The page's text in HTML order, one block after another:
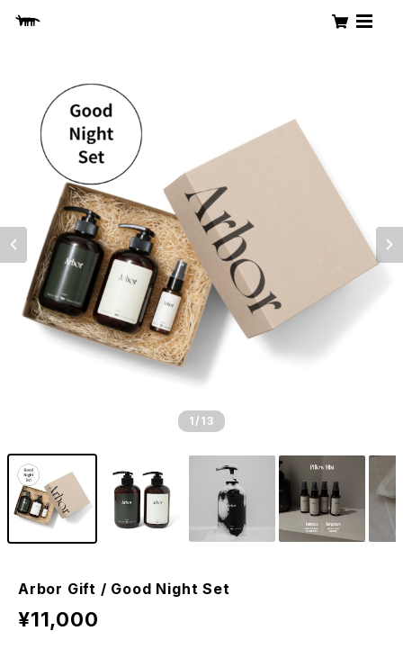
1 /13
Arbor Gift / Good Night Set
¥11,000